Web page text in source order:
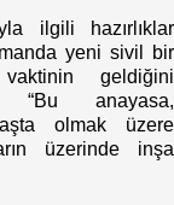
ilgili hazırlıklar
yeni sivil bir
geldiğini
“Bu anayasa,
olmak üzere
üzerinde inşa